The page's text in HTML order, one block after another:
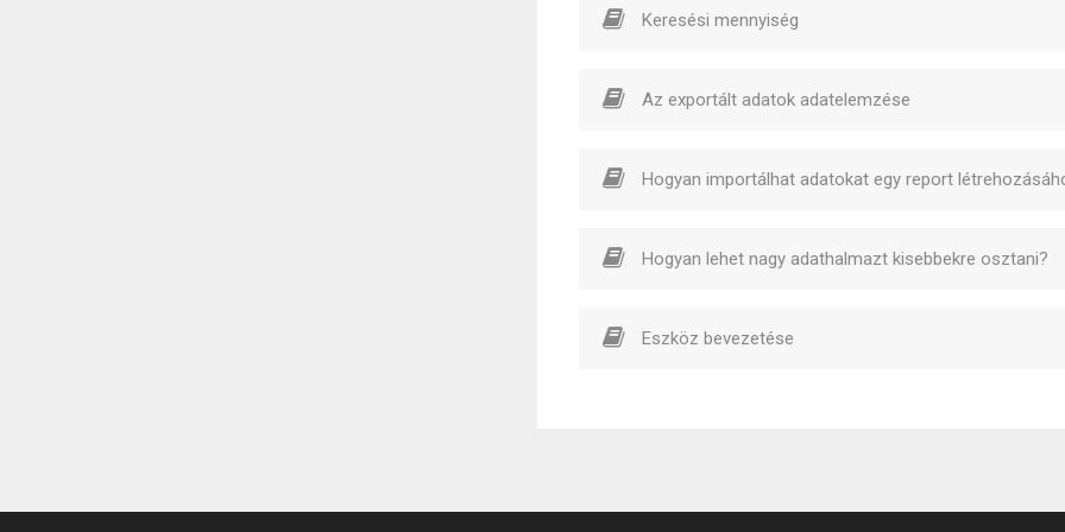
Keresési mennyiség
Az exportált adatok adatelemzése
Hogyan importálhat adatokat egy report
Hogyan lehet nagy adathalmazt kisebbekre osztani?
Eszköz bevezetése